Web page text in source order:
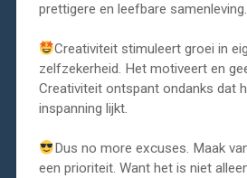
prettigere en leefbare samenleving. ⁣
Creativiteit stimuleert groei in
zelfzekerheid. Het motiveert en
Creativiteit ontspant ondanks dat
inspanning lijkt. ⁣
Dus no more excuses. Maak
een prioriteit. Want het is niet